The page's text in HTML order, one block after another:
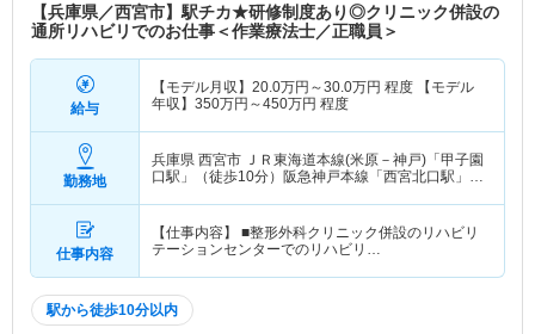
【兵庫県／西宮市】駅チカ★研修制度あり◎クリニック併設の
通所リハビリでのお仕事＜作業療法士／正職員＞
給与
【モデル月収】 20.0万円～30.0万円 程度 【モデル
年収】 350万円～450万円 程度
勤務地
兵庫県 西宮市
ＪＲ東海道本線(米原－神戸)「甲子園
口駅」（徒歩10分）阪急神戸本線「西宮北口駅」
仕事内容
【仕事内容】 ■整形外科クリニック併設のリハビリ
テーションセンターでのリハビリ…
駅から徒歩10分以内